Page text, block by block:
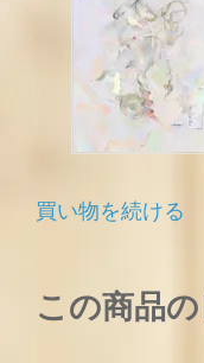
買い物を続ける
この商品